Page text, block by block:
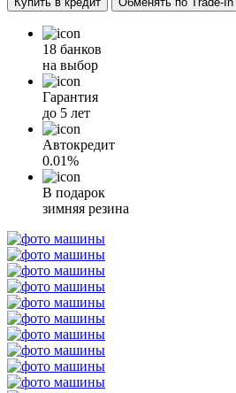
18 банков
на выбор
Гарантия
до 5 лет
Автокредит
0.01%
В подарок
зимняя резина